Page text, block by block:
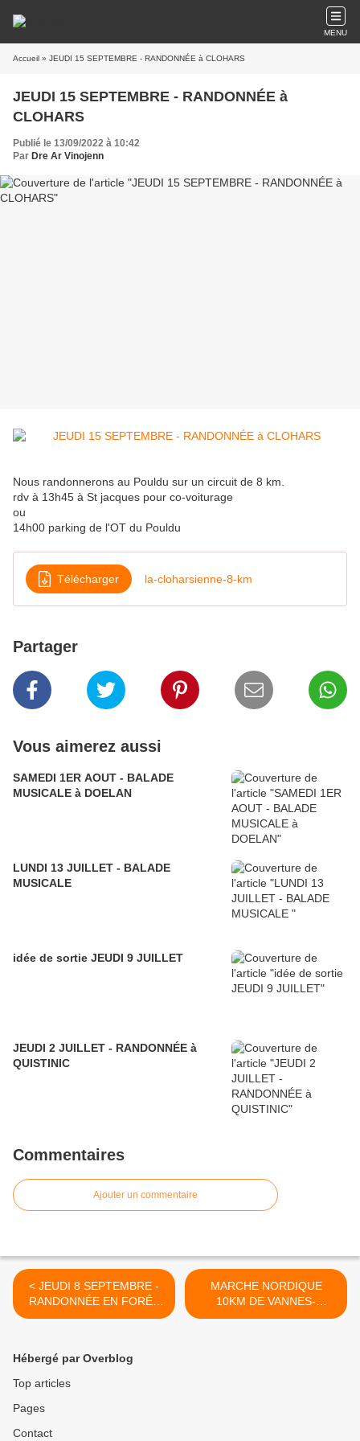
MENU
Accueil » JEUDI 15 SEPTEMBRE - RANDONNÉE à CLOHARS
JEUDI 15 SEPTEMBRE - RANDONNÉE à
CLOHARS
Publié le 13/09/2022 à 10:42
Par Dre Ar Vinojenn
Nous randonnerons au Pouldu sur un circuit de 8 km.
rdv à 13h45 à St jacques pour co-voiturage
ou
14h00 parking de l'OT du Pouldu
Télécharger la-cloharsienne-8-km
Partager
Vous aimerez aussi
SAMEDI 1ER AOUT - BALADE
MUSICALE à DOELAN
LUNDI 13 JUILLET - BALADE
MUSICALE
idée de sortie JEUDI 9 JUILLET
JEUDI 2 JUILLET - RANDONNÉE à
QUISTINIC
Commentaires
Ajouter un commentaire
< JEUDI 8 SEPTEMBRE -
RANDONNÉE EN FORÊT
DE TOULFOEN
MARCHE NORDIQUE
10KM DE VANNES-
ARRADON >
Hébergé par Overblog
Top articles
Pages
Contact